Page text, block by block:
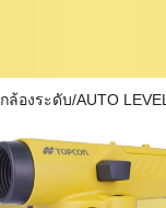
กล้องระดับ/AUTO LEVEL